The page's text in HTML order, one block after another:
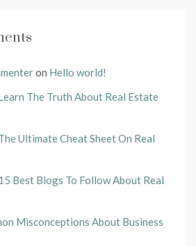
on Hello world!
The Truth About Real Estate
Ultimate Cheat Sheet On Real
Best Blogs To Follow About Real
Misconceptions About Business